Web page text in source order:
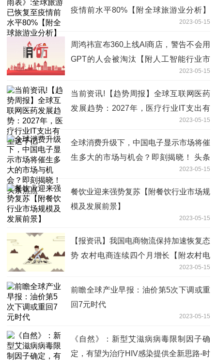
疫情前水平80%【附全球旅游业分析】
2023-05-15
周鸿祎宣布360上线AI商店，警告不会用
GPT的人会被淘汰【附人工智能行业市
2023-05-15
当前资讯!【趋势周报】全球互联网医药
发展趋势：2027年，医疗行业IT支出有
2023-05-15
全球消费升级下，中国电子显示市场将催
生多大的市场与机会？即刻揭晓！ 头条
2023-05-15
餐饮业迎来强势复苏【附餐饮行业市场规
模及发展前景】
2023-05-15
【报资讯】我国电商物流保持加速恢复态
势 农村电商连续四个月增长【附农村电
2023-05-15
前瞻全球产业早报：油价第5次下调或重
回7元时代
2023-05-15
《自然》：新型艾滋病病毒限制因子确
定，有望为治疗HIV感染提供全新思路-时